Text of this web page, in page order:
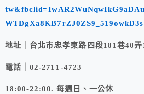
WTDgXa8KB7rZJ0ZS9_519owkD3s
地址｜台北市忠孝東路四段181巷40弄
電話｜02-2711-4723
18:00-22:00. 每週日、一公休